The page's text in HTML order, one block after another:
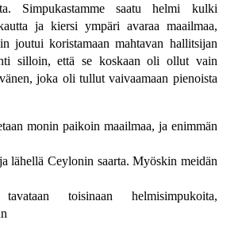
Simpukastamme saatu helmi kulki
ja kiersi ympäri avaraa maailmaa,
joutui koristamaan mahtavan hallitsijan
silloin, että se koskaan oli ollut vain
joka oli tullut vaivaamaan pienoista
monin paikoin maailmaa, ja enimmän
lähellä Ceylonin saarta. Myöskin meidän
tavataan toisinaan helmisimpukoita,